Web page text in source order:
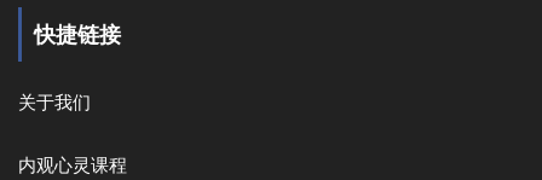
快捷链接
关于我们
内观心灵课程